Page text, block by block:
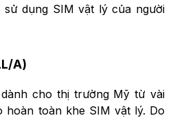
dụng SIM vật lý của người
A)
cho thị trường Mỹ từ vài
hoàn toàn khe SIM vật lý. Do